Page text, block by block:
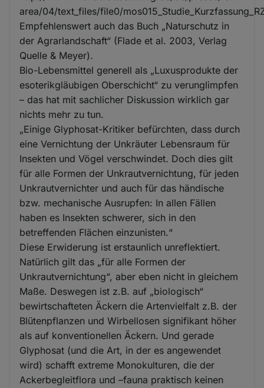
area/04/text_files/file0/
Empfehlenswert auch das Buch „Naturschutz in
der Agrarlandschaft“ (Flade et al. 2003, Verlag
Quelle & Meyer).
Bio-Lebensmittel generell als „Luxusprodukte der
esoterikgläubigen Oberschicht“ zu verunglimpfen
– das hat mit sachlicher Diskussion wirklich gar
nichts mehr zu tun.
„Einige Glyphosat-Kritiker befürchten, dass durch
eine Vernichtung der Unkräuter Lebensraum für
Insekten und Vögel verschwindet. Doch dies gilt
für alle Formen der Unkrautvernichtung, für jeden
Unkrautvernichter und auch für das händische
bzw. mechanische Ausrupfen: In allen Fällen
haben es Insekten schwerer, sich in den
betreffenden Flächen einzunisten.“
Diese Erwiderung ist erstaunlich unreflektiert.
Natürlich gilt das „für alle Formen der
Unkrautvernichtung“, aber eben nicht in gleichem
Maße. Deswegen ist z.B. auf „biologisch“
bewirtschafteten Äckern die Artenvielfalt z.B. der
Blütenpflanzen und Wirbellosen signifikant höher
als auf konventionellen Äckern. Und gerade
Glyphosat (und die Art, in der es angewendet
wird) schafft extreme Monokulturen, die der
Ackerbegleitflora und –fauna praktisch keinen